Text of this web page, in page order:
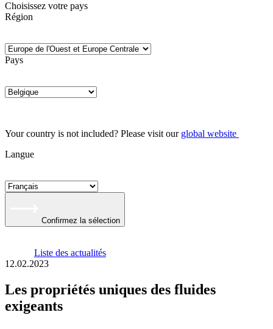
Choisissez votre pays
Région
Pays
Your country is not included? Please visit our global website
Langue
Confirmez la sélection
Liste des actualités
12.02.2023
Les propriétés uniques des fluides
exigeants